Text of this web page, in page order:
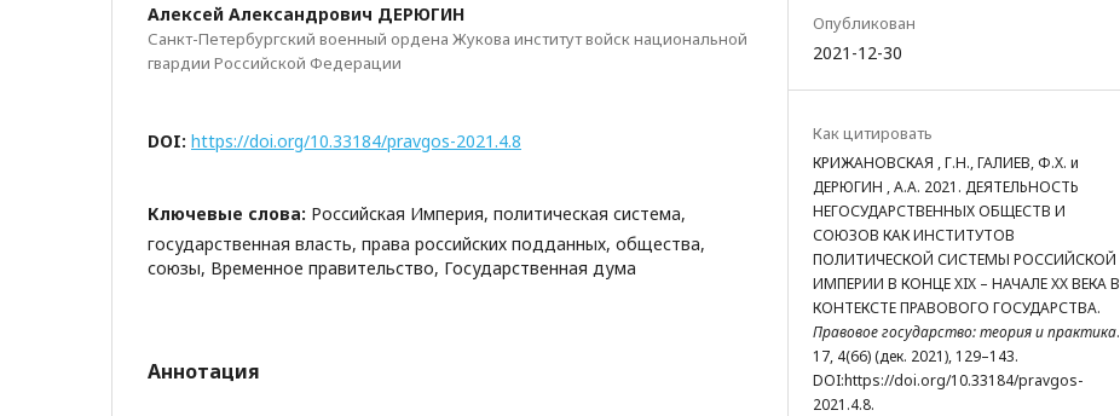
Алексей Александрович ДЕРЮГИН
Санкт-Петербургский военный ордена Жукова институт войск национальной
гвардии Российской Федерации
DOI: https://doi.org/10.33184/pravgos-2021.4.8
Ключевые слова: Российская Империя, политическая система,
государственная власть, права российских подданных, общества,
союзы, Временное правительство, Государственная дума
Аннотация
Опубликован
2021-12-30
Как цитировать
КРИЖАНОВСКАЯ , Г.Н., ГАЛИЕВ, Ф.Х. и
ДЕРЮГИН , А.А. 2021. ДЕЯТЕЛЬНОСТЬ
НЕГОСУДАРСТВЕННЫХ ОБЩЕСТВ И
СОЮЗОВ КАК ИНСТИТУТОВ
ПОЛИТИЧЕСКОЙ СИСТЕМЫ РОССИЙСКОЙ
ИМПЕРИИ В КОНЦЕ XIX – НАЧАЛЕ XX ВЕКА В
КОНТЕКСТЕ ПРАВОВОГО ГОСУДАРСТВА.
Правовое государство: теория и практика.
17, 4(66) (дек. 2021), 129–143.
DOI:https://doi.org/10.33184/pravgos-
2021.4.8.